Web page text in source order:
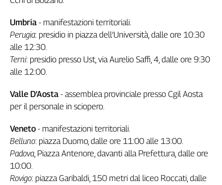
Umbria - manifestazioni territoriali.
Perugia: presidio in piazza dell’Università, dalle ore 10:30
alle 12:30.
Terni: presidio presso Ust, via Aurelio Saffi, 4, dalle ore 9:30
alle 12:00.
Valle D’Aosta - assemblea provinciale presso Cgil Aosta
per il personale in sciopero.
Veneto - manifestazioni territoriali.
Belluno: piazza Duomo, dalle ore 11:00 alle 13:00.
Padova, Piazza Antenore, davanti alla Prefettura, dalle ore
10:00.
Rovigo: piazza Garibaldi, 150 metri dal liceo Roccati, dalle